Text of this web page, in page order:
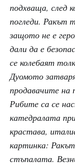
подхваща, след
погледи. Ракът
защото не е
дали да е
се колебаят
Дуомото
продавачите на
Рибите са се
катедралата
крастава,
картинка:
стъпалата.